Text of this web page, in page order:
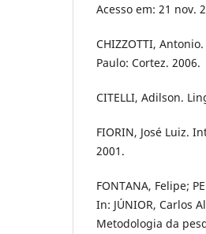
Acesso em: 21 nov.
CHIZZOTTI,
Paulo: Cortez. 2006.
CITELLI, Adilson.
FIORIN, José Luiz.
2001.
FONTANA, Felipe;
In: JÚNIOR, Carlos
Metodologia da